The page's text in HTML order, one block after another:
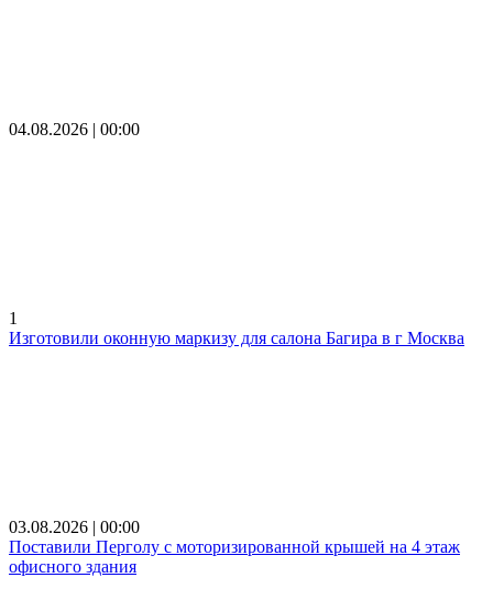
04.08.2026 | 00:00
1
Изготовили оконную маркизу для салона Багира в г Москва
03.08.2026 | 00:00
Поставили Перголу с моторизированной крышей на 4 этаж
офисного здания